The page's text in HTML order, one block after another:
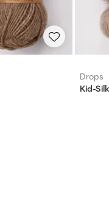
Drops
Kid-Silk